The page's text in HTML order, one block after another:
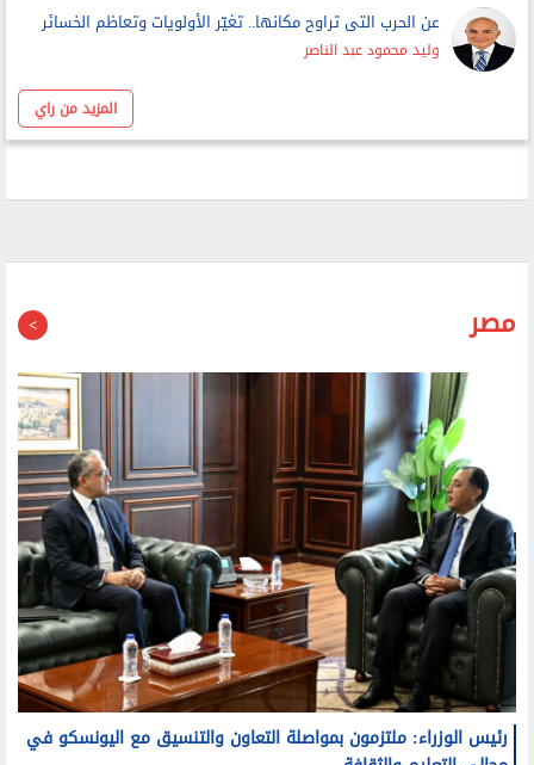
المزيد من راي
رئيس الوزراء: ملتزمون بمواصلة التعاون والتنسيق مع اليونسكو في
مجالي التعليم والثقافة
وزارة الإعلام تدعو المواطنين وصناع المحتوى إلى الاستخدام
المسئول للسوشيال ميديا